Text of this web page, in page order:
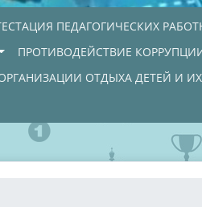
ПЕДАГОГИЧЕСКИХ
ПРОТИВОДЕЙСТВИЕ
ОТДЫХА ДЕТЕЙ И